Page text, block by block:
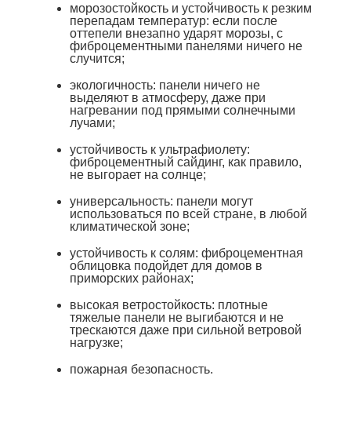
морозостойкость и устойчивость к резким
перепадам температур: если после
оттепели внезапно ударят морозы, с
фиброцементными панелями ничего не
случится;
экологичность: панели ничего не
выделяют в атмосферу, даже при
нагревании под прямыми солнечными
лучами;
устойчивость к ультрафиолету:
фиброцементный сайдинг, как правило,
не выгорает на солнце;
универсальность: панели могут
использоваться по всей стране, в любой
климатической зоне;
устойчивость к солям: фиброцементная
облицовка подойдет для домов в
приморских районах;
высокая ветростойкость: плотные
тяжелые панели не выгибаются и не
трескаются даже при сильной ветровой
нагрузке;
пожарная безопасность.